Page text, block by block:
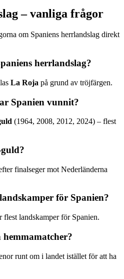
– vanliga frågor
om Spaniens herrlandslag direkt
herrlandslag?
La Roja på grund av tröjfärgen.
Spanien vunnit?
(1964, 2008, 2012, 2024) – flest
finalseger mot Nederländerna
för Spanien?
flest landskamper för Spanien.
hemmamatcher?
runt om i landet istället för att ha